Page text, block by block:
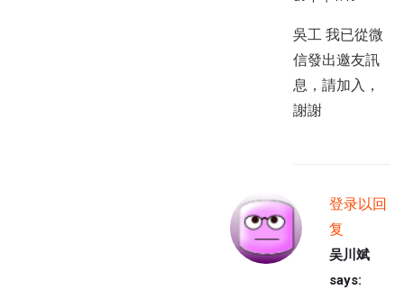
吳工 我已從微
信發出邀友訊
息，請加入，
謝謝
登录以回
复
吴川斌
says: